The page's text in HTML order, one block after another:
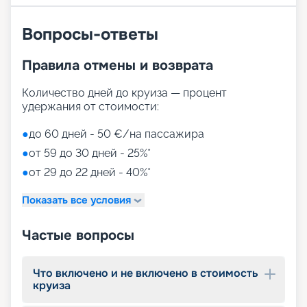
Вопросы-ответы
Правила отмены и возврата
Количество дней до круиза — процент
удержания от стоимости:
●до 60 дней - 50 €/на пассажира
●от 59 до 30 дней - 25%*
●от 29 до 22 дней - 40%*
Показать все условия
Частые вопросы
Что включено и не включено в стоимость
круиза